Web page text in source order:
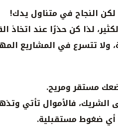
لكن النجاح في متناول يدك!
لذا كن حذرًا عند اتخاذ
ولا تتسرع في المشاريع
مستقر ومريح.
فالأموال تأتي
أي ضغوط مستقبلية.